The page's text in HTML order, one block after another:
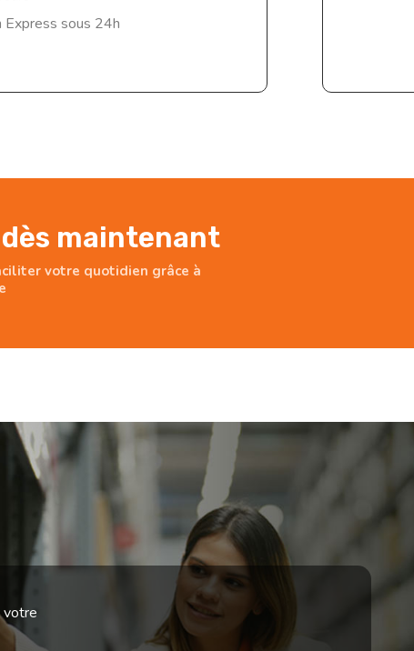
Express sous 24h
maintenant
votre quotidien grâce à
votre
Pons